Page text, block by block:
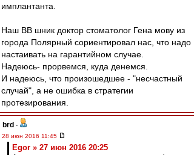
имплантанта.
Наш ВВ шник доктор стоматолог Гена мову из
города Полярный сориентировал нас, что надо
настаивать на гарантийном случае.
Надеюсь- прорвемся, куда денемся.
И надеюсь, что произошедшее - "несчастный
случай", а не ошибка в стратегии
протезирования.
brd -
28 июн 2016 11:45
Egor » 27 июн 2016 20:25